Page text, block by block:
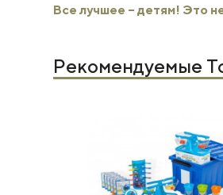
Все лучшее – детям! Это
Рекомендуемые